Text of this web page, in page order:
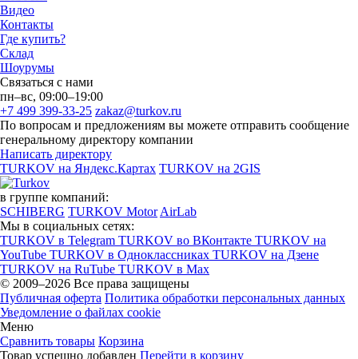
Видео
Контакты
Где купить?
Склад
Шоурумы
Связаться с нами
пн–вс, 09:00–19:00
+7 499 399-33-25 zakaz@turkov.ru
По вопросам и предложениям вы можете отправить сообщение
генеральному директору компании
Написать директору
TURKOV на Яндекс.Картах TURKOV на 2GIS
в группе компаний:
SCHIBERG TURKOV Motor AirLab
Мы в социальных сетях:
TURKOV в Telegram TURKOV во ВКонтакте TURKOV на
YouTube TURKOV в Одноклассниках TURKOV на Дзене
TURKOV на RuTube TURKOV в Max
© 2009–2026 Все права защищены
Публичная оферта Политика обработки персональных данных
Уведомление о файлах cookie
Меню
Сравнить товары Корзина
Товар успешно добавлен Перейти в корзину